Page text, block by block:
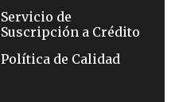
Servicio de
Suscripción a Crédito
Política de Calidad